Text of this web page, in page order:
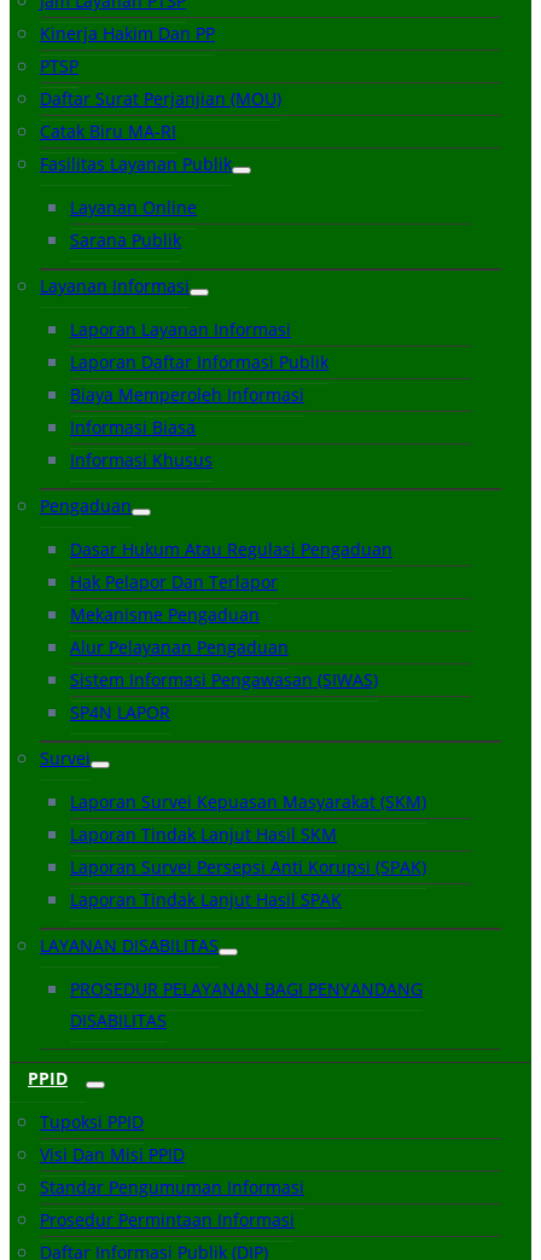
Kinerja Hakim Dan PP
PTSP
Daftar Surat Perjanjian (MOU)
Catak Biru MA-RI
Fasilitas Layanan Publik
Layanan Online
Sarana Publik
Layanan Informasi
Laporan Layanan Informasi
Laporan Daftar Informasi Publik
Biaya Memperoleh Informasi
Informasi Biasa
Informasi Khusus
Pengaduan
Dasar Hukum Atau Regulasi Pengaduan
Hak Pelapor Dan Terlapor
Mekanisme Pengaduan
Alur Pelayanan Pengaduan
Sistem Informasi Pengawasan (SIWAS)
SP4N LAPOR
Survei
Laporan Survei Kepuasan Masyarakat (SKM)
Laporan Tindak Lanjut Hasil SKM
Laporan Survei Persepsi Anti Korupsi (SPAK)
Laporan Tindak Lanjut Hasil SPAK
LAYANAN DISABILITAS
PROSEDUR PELAYANAN BAGI PENYANDANG
DISABILITAS
PPID
Tupoksi PPID
Visi Dan Misi PPID
Standar Pengumuman Informasi
Prosedur Permintaan Informasi
Daftar Informasi Publik (DIP)